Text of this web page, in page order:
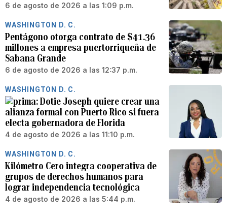
6 de agosto de 2026 a las 1:09 p.m.
WASHINGTON D. C.
Pentágono otorga contrato de $41.36
millones a empresa puertorriqueña de
Sabana Grande
6 de agosto de 2026 a las 12:37 p.m.
WASHINGTON D. C.
Dotie Joseph quiere crear una
alianza formal con Puerto Rico si fuera
electa gobernadora de Florida
4 de agosto de 2026 a las 11:10 p.m.
WASHINGTON D. C.
Kilómetro Cero integra cooperativa de
grupos de derechos humanos para
lograr independencia tecnológica
4 de agosto de 2026 a las 5:44 p.m.